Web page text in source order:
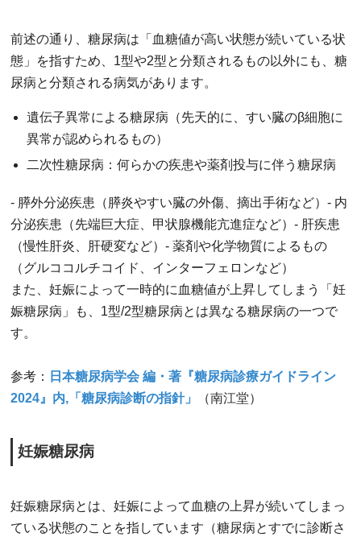
前述の通り、糖尿病は「血糖値が高い状態が続いている状
態」を指すため、1型や2型と分類されるもの以外にも、糖
尿病と分類される病気があります。
遺伝子異常による糖尿病（先天的に、すい臓のβ細胞に
異常が認められるもの）
二次性糖尿病：何らかの疾患や薬剤投与に伴う糖尿病
- 膵外分泌疾患（膵炎やすい臓の外傷、摘出手術など）- 内
分泌疾患（先端巨大症、甲状腺機能亢進症など）- 肝疾患
（慢性肝炎、肝硬変など）- 薬剤や化学物質によるもの
（グルココルチコイド、インターフェロンなど）
また、妊娠によって一時的に血糖値が上昇してしまう「妊
娠糖尿病」も、1型/2型糖尿病とは異なる糖尿病の一つで
す。
参考：
日本糖尿病学会 編・著『糖尿病診療ガイドライン
2024』内,「糖尿病診断の指針」
（南江堂）
妊娠糖尿病
妊娠糖尿病とは、妊娠によって血糖の上昇が続いてしまっ
ている状態のことを指しています（糖尿病とすでに診断さ